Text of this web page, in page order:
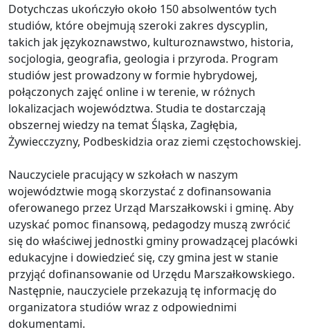
Dotychczas ukończyło około 150 absolwentów tych
studiów, które obejmują szeroki zakres dyscyplin,
takich jak językoznawstwo, kulturoznawstwo, historia,
socjologia, geografia, geologia i przyroda. Program
studiów jest prowadzony w formie hybrydowej,
połączonych zajęć online i w terenie, w różnych
lokalizacjach województwa. Studia te dostarczają
obszernej wiedzy na temat Śląska, Zagłębia,
Żywiecczyzny, Podbeskidzia oraz ziemi częstochowskiej.
Nauczyciele pracujący w szkołach w naszym
województwie mogą skorzystać z dofinansowania
oferowanego przez Urząd Marszałkowski i gminę. Aby
uzyskać pomoc finansową, pedagodzy muszą zwrócić
się do właściwej jednostki gminy prowadzącej placówki
edukacyjne i dowiedzieć się, czy gmina jest w stanie
przyjąć dofinansowanie od Urzędu Marszałkowskiego.
Następnie, nauczyciele przekazują tę informację do
organizatora studiów wraz z odpowiednimi
dokumentami.